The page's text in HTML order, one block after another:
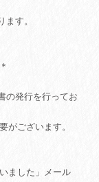
す。
の発行を行ってお
がございます。
ました」メール